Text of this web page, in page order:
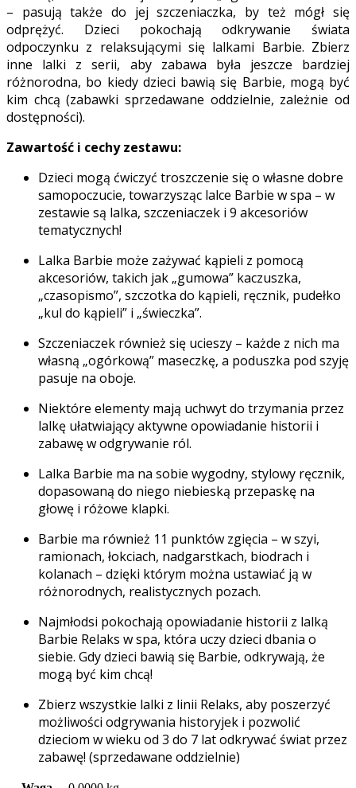
– pasują także do jej szczeniaczka, by też mógł się
odprężyć. Dzieci pokochają odkrywanie świata
odpoczynku z relaksującymi się lalkami Barbie. Zbierz
inne lalki z serii, aby zabawa była jeszcze bardziej
różnorodna, bo kiedy dzieci bawią się Barbie, mogą być
kim chcą (zabawki sprzedawane oddzielnie, zależnie od
dostępności).
Zawartość i cechy zestawu:
Dzieci mogą ćwiczyć troszczenie się o własne dobre
samopoczucie, towarzysząc lalce Barbie w spa – w
zestawie są lalka, szczeniaczek i 9 akcesoriów
tematycznych!
Lalka Barbie może zażywać kąpieli z pomocą
akcesoriów, takich jak „gumowa” kaczuszka,
„czasopismo”, szczotka do kąpieli, ręcznik, pudełko
„kul do kąpieli” i „świeczka”.
Szczeniaczek również się ucieszy – każde z nich ma
własną „ogórkową” maseczkę, a poduszka pod szyję
pasuje na oboje.
Niektóre elementy mają uchwyt do trzymania przez
lalkę ułatwiający aktywne opowiadanie historii i
zabawę w odgrywanie ról.
Lalka Barbie ma na sobie wygodny, stylowy ręcznik,
dopasowaną do niego niebieską przepaskę na
głowę i różowe klapki.
Barbie ma również 11 punktów zgięcia – w szyi,
ramionach, łokciach, nadgarstkach, biodrach i
kolanach – dzięki którym można ustawiać ją w
różnorodnych, realistycznych pozach.
Najmłodsi pokochają opowiadanie historii z lalką
Barbie Relaks w spa, która uczy dzieci dbania o
siebie. Gdy dzieci bawią się Barbie, odkrywają, że
mogą być kim chcą!
Zbierz wszystkie lalki z linii Relaks, aby poszerzyć
możliwości odgrywania historyjek i pozwolić
dzieciom w wieku od 3 do 7 lat odkrywać świat przez
zabawę! (sprzedawane oddzielnie)